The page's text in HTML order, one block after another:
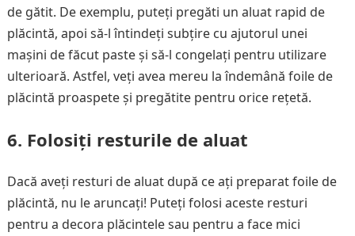
de gătit. De exemplu, puteți pregăti un aluat rapid de
plăcintă, apoi să-l întindeți subțire cu ajutorul unei
mașini de făcut paste și să-l congelați pentru utilizare
ulterioară. Astfel, veți avea mereu la îndemână foile de
plăcintă proaspete și pregătite pentru orice rețetă.
6. Folosiți resturile de aluat
Dacă aveți resturi de aluat după ce ați preparat foile de
plăcintă, nu le aruncați! Puteți folosi aceste resturi
pentru a decora plăcintele sau pentru a face mici